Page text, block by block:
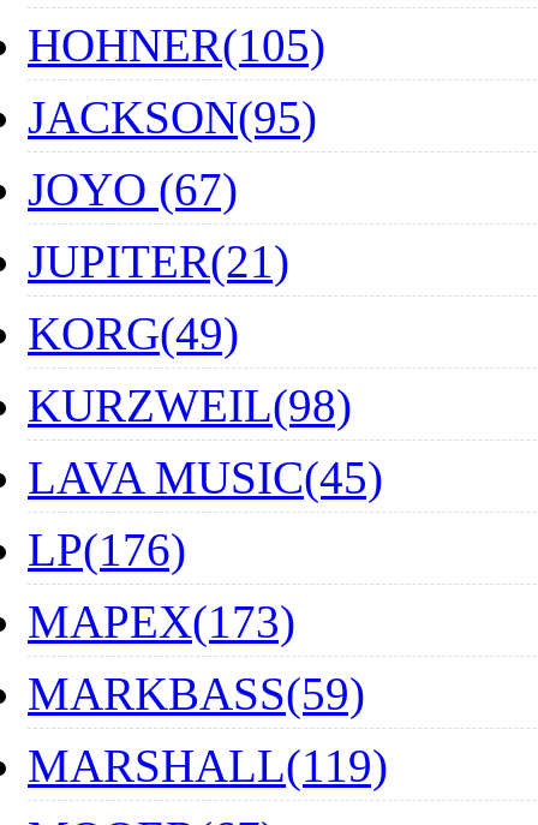
HOHNER(105)
JACKSON(95)
JOYO (67)
JUPITER(21)
KORG(49)
KURZWEIL(98)
LAVA MUSIC(45)
LP(176)
MAPEX(173)
MARKBASS(59)
MARSHALL(119)